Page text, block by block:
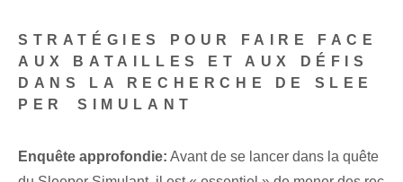
STRATÉGIES POUR FAIRE FACE
AUX BATAILLES ET AUX DÉFIS
DANS LA RECHERCHE DE‌ SLEE
PER ⁢SIMULANT
Enquête approfondie: Avant de se lancer dans la quête